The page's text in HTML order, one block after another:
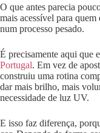
O que antes parecia
mais acessível para
num processo pesado.
É precisamente aqui que
Portugal. Em vez de
construiu uma rotina
dar mais brilho, mais
necessidade de luz UV.
E isso faz diferença,